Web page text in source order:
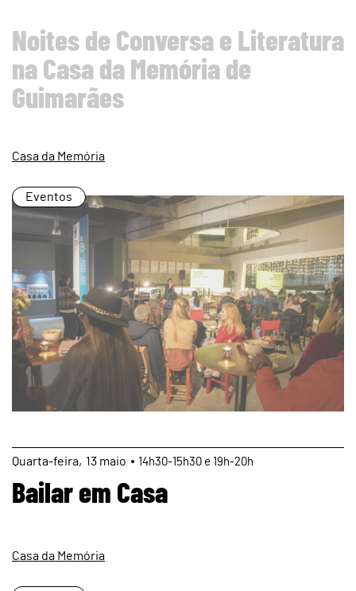
Noites de Conversa e Literatura
na Casa da Memória de
Guimarães
Casa da Memória
Eventos
page
13 maio
Quarta 14h30-15h30 e 19h-20h
Bailar em Casa
Casa da Memória